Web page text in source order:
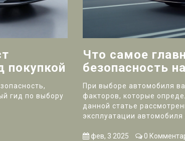
покупкой
гид по выбору
Что самое
безопасность
При выборе автомобиля
факторов, которые
данной статье
эксплуатации
экономии топлива,
фев, 3 2025
0